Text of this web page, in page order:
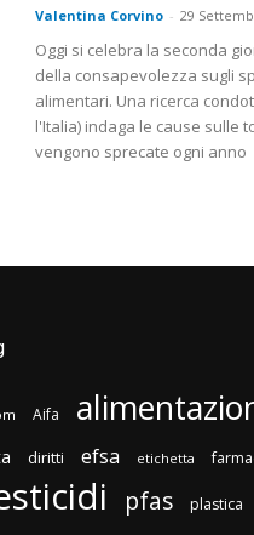
Valentina Corvino - 29
Oggi si celebra la seconda
della consapevolezza sugli
alimentari. Una ricerca
l'Italia) indaga le cause sulle
vengono sprecate ogni anno
Aifa
diritti efsa etichetta
pfas plastica